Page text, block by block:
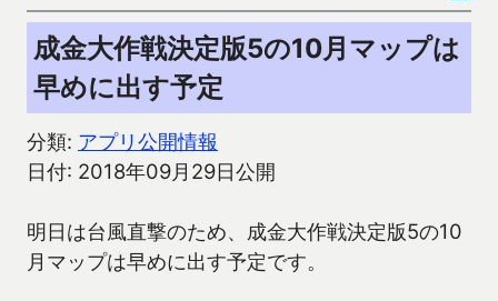
成金大作戦決定版5の10月マップは
早めに出す予定
分類: アプリ公開情報
日付: 2018年09月29日公開
明日は台風直撃のため、成金大作戦決定版5の10
月マップは早めに出す予定です。